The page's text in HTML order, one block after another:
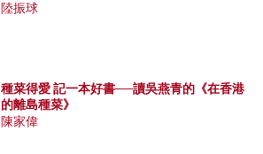
陸振球
種菜得愛 記一本好書──讀吳燕青的《在香港
的離島種菜》
陳家偉